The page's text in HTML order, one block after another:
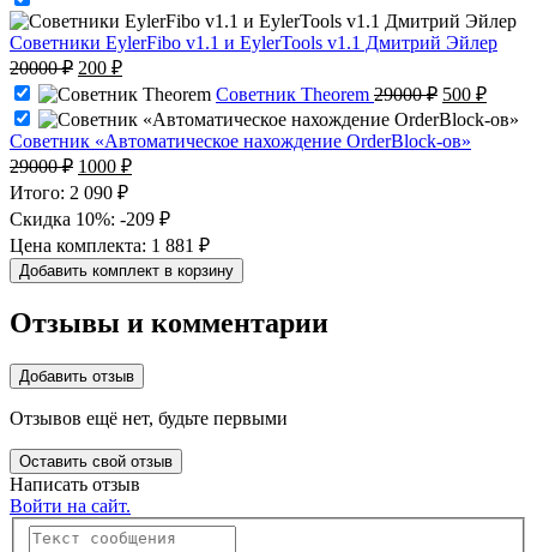
составляла
4000 ₽.
390 ₽.
Советники EylerFibo v1.1 и EylerTools v1.1 Дмитрий Эйлер
20000₽ Первоначальная
составляла
20000 ₽.
200 ₽Текущая
цена:
200 ₽.
Советник Theorem 29000₽
цена
составляла
500 ₽
Советник «Автоматическое нахождение OrderBlock-ов»
29000₽ Первоначальная
цена
составляла
29000 ₽.
1000 ₽Текущая
1000 ₽.
Итого: 2 090 ₽
Скидка 10%: -209 ₽
Цена комплекта: 1 881 ₽
Добавить комплект в корзину
Отзывы и комментарии
Добавить отзыв
Отзывов ещё нет, будьте первыми
Оставить свой отзыв
Написать отзыв
Войти на сайт.